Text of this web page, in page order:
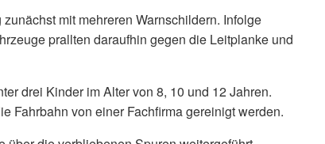
mit mehreren Warnschildern. Infolge
prallten daraufhin gegen die Leitplanke und
drei Kinder im Alter von 8, 10 und 12 Jahren.
Fahrbahn von einer Fachfirma gereinigt werden.